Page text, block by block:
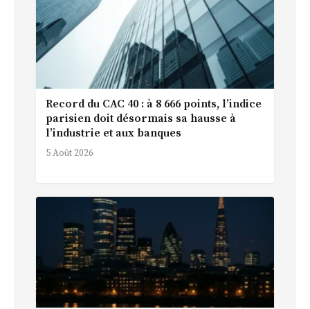
Record du CAC 40 : à 8 666 points, l’indice
parisien doit désormais sa hausse à
l’industrie et aux banques
5 Août 2026